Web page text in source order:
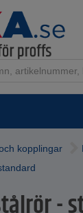
kopplingar